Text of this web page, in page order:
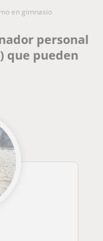
en gimnasio
personal
que pueden